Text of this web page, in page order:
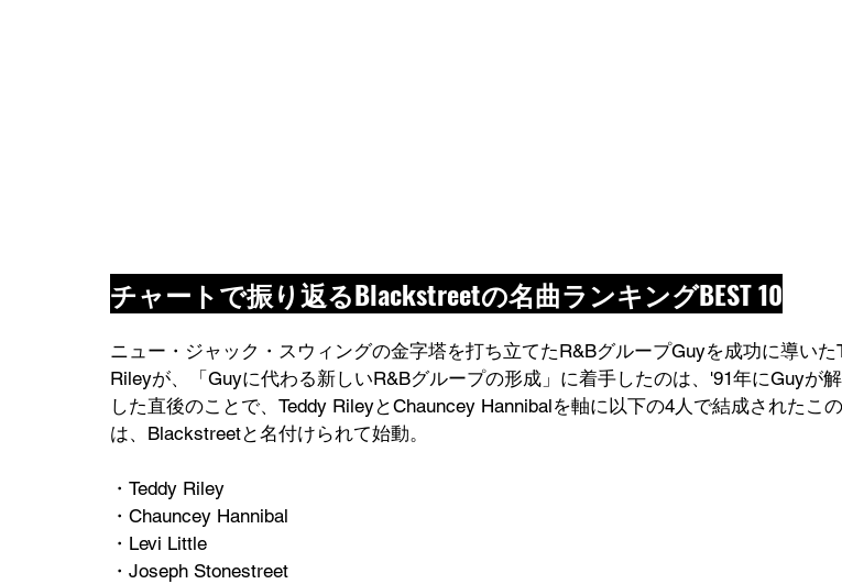
チャートで振り返るBlackstreetの名曲ランキングBEST 10
ニュー・ジャック・スウィングの金字塔を打ち立てたR&BグループGuyを成功に導いた
Rileyが、「Guyに代わる新しいR&Bグループの形成」に着手したのは、'91年にGuyが
した直後のことで、Teddy RileyとChauncey Hannibalを軸に以下の4人で結成されたこ
は、Blackstreetと名付けられて始動。
・Teddy Riley
・Chauncey Hannibal
・Levi Little
・Joseph Stonestreet